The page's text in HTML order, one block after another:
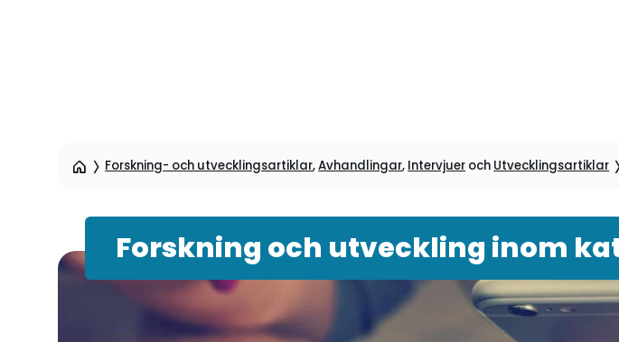
Forskning- och utvecklingsartiklar,Avhandlingar, Intervjuer och Utvecklingsartiklar
Forskning och utveckling inom